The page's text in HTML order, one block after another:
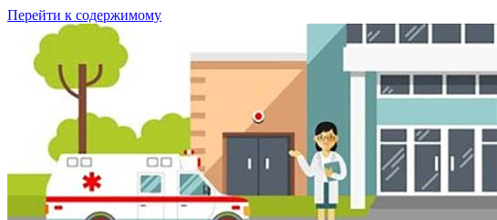
Перейти к содержимому